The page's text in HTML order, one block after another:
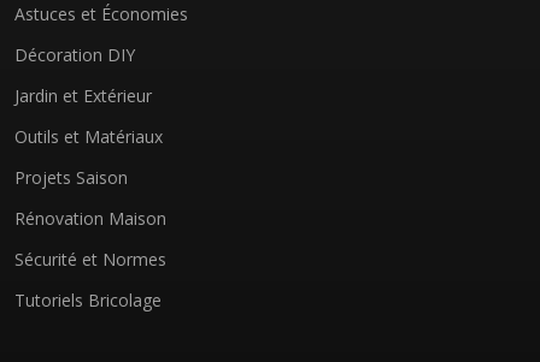
Astuces et Économies
Décoration DIY
Jardin et Extérieur
Outils et Matériaux
Projets Saison
Rénovation Maison
Sécurité et Normes
Tutoriels Bricolage